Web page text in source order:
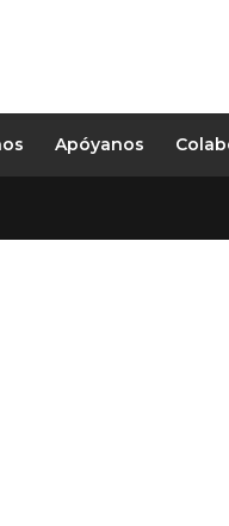
Apóyanos